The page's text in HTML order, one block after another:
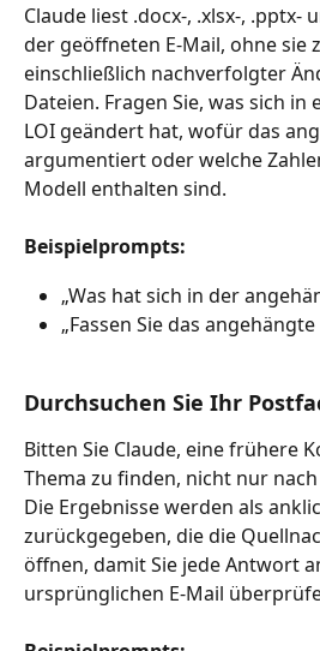
Claude liest .docx-, .xlsx-, .pptx-
der geöffneten E-Mail, ohne sie
einschließlich nachverfolgter
Dateien. Fragen Sie, was sich
LOI geändert hat, wofür das
argumentiert oder welche
Modell enthalten sind.
Beispielprompts:
„Was hat sich in der
„Fassen Sie das
Durchsuchen Sie Ihr
Bitten Sie Claude, eine frühere
Thema zu finden, nicht nur
Die Ergebnisse werden als
zurückgegeben, die die
öffnen, damit Sie jede Antwort
ursprünglichen E-Mail